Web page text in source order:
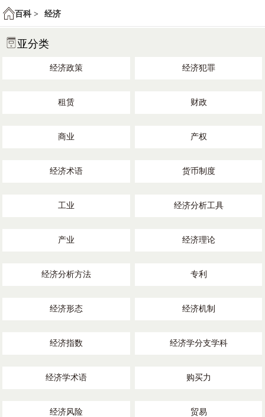
百科 > 经济
亚分类
经济政策 经济犯罪
租赁 财政
商业 产权
经济术语 货币制度
工业 经济分析工具
产业 经济理论
经济分析方法 专利
经济形态 经济机制
经济指数 经济学分支学科
经济学术语 购买力
经济风险 贸易